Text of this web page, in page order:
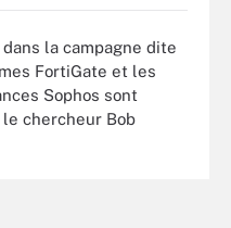
la campagne dite
FortiGate et les
Sophos sont
chercheur Bob